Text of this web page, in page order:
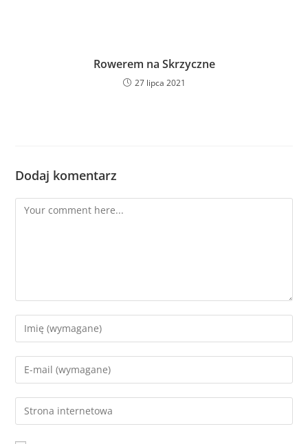
Rowerem na Skrzyczne
27 lipca 2021
Dodaj komentarz